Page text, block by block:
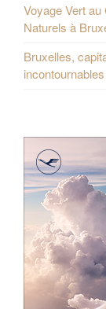
Voyage Vert
Naturels à
Bruxelles,
incontournables